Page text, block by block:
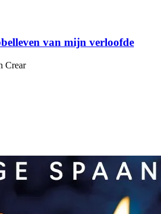
van mijn verloofde
Crear